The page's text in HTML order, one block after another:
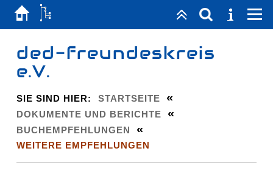
ded-freundeskreis
e.V.
SIE SIND HIER: STARTSEITE «
DOKUMENTE UND BERICHTE «
BUCHEMPFEHLUNGEN «
WEITERE EMPFEHLUNGEN